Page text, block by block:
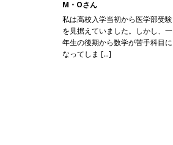
M・Oさん
私は高校入学当初から医学部受験
を見据えていました。しかし、一
年生の後期から数学が苦手科目に
なってしま […]